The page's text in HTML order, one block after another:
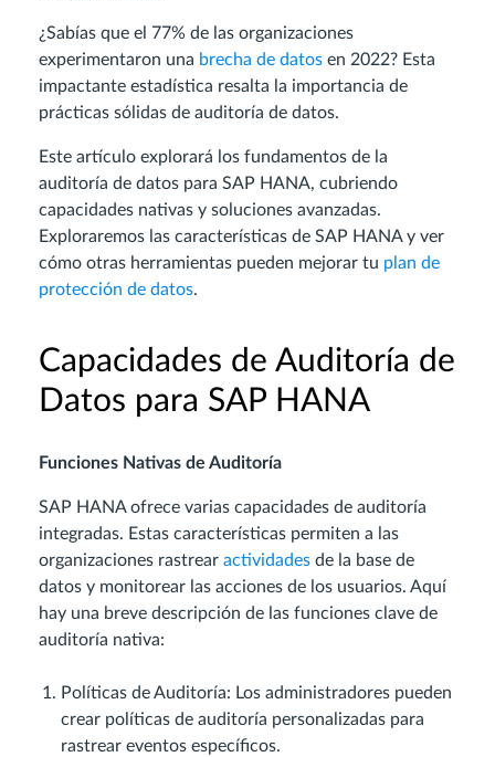
¿Sabías que el 77% de las organizaciones
experimentaron una brecha de datos en 2022? Esta
impactante estadística resalta la importancia de
prácticas sólidas de auditoría de datos.
Este artículo explorará los fundamentos de la
auditoría de datos para SAP HANA, cubriendo
capacidades nativas y soluciones avanzadas.
Exploraremos las características de SAP HANA y ver
cómo otras herramientas pueden mejorar tu plan de
protección de datos.
Capacidades de Auditoría de
Datos para SAP HANA
Funciones Nativas de Auditoría
SAP HANA ofrece varias capacidades de auditoría
integradas. Estas características permiten a las
organizaciones rastrear actividades de la base de
datos y monitorear las acciones de los usuarios. Aquí
hay una breve descripción de las funciones clave de
auditoría nativa:
Políticas de Auditoría: Los administradores pueden
crear políticas de auditoría personalizadas para
rastrear eventos específicos.